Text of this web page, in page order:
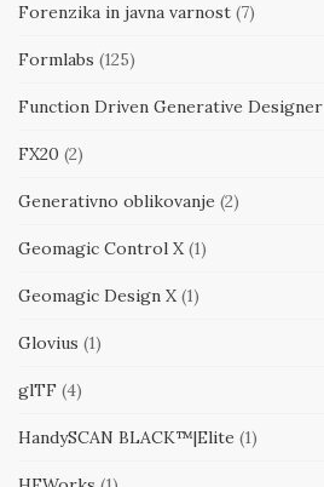
Forenzika in javna varnost (7)
Formlabs (125)
Function Driven Generative Designer
FX20 (2)
Generativno oblikovanje (2)
Geomagic Control X (1)
Geomagic Design X (1)
Glovius (1)
glTF (4)
HandySCAN BLACK™|Elite (1)